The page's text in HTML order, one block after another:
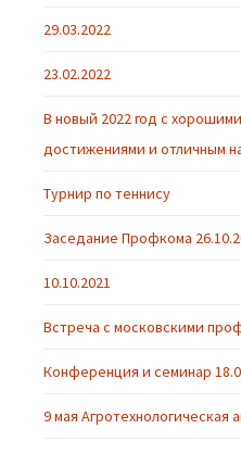
29.03.2022
23.02.2022
В новый 2022 год с
достижениями и отличным
Турнир по теннису
Заседание Профкома
10.10.2021
Встреча с московскими
Конференция и семинар
9 мая Агротехнологическая